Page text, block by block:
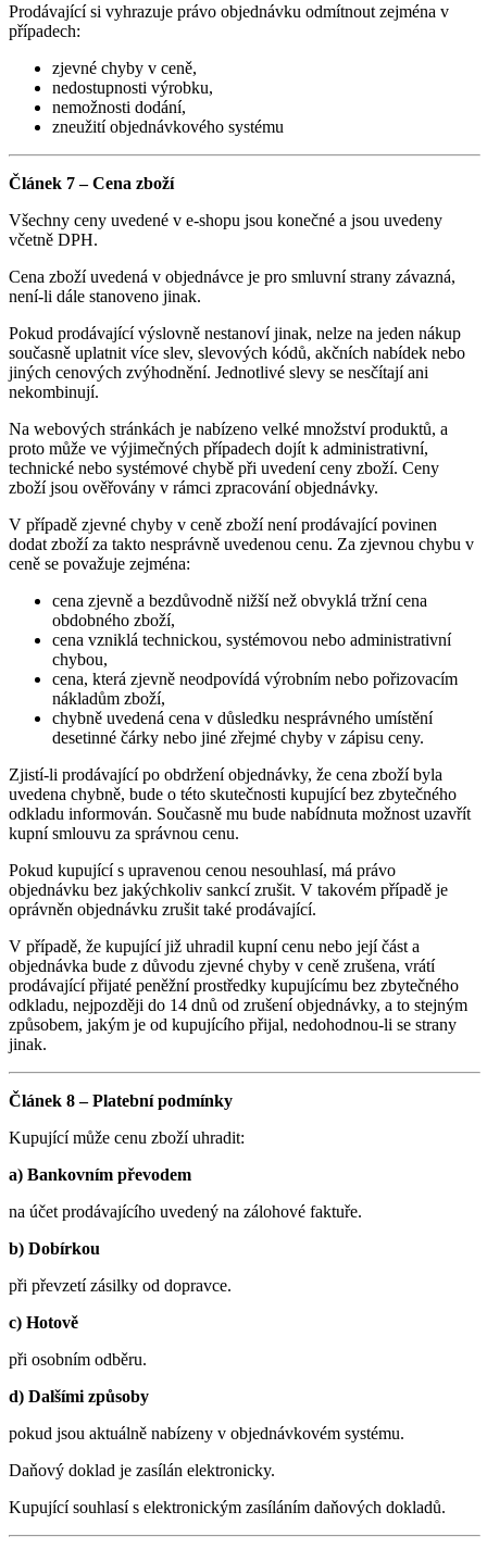
Prodávající si vyhrazuje právo objednávku odmítnout zejména v
případech:
zjevné chyby v ceně,
nedostupnosti výrobku,
nemožnosti dodání,
zneužití objednávkového systému
Článek 7 – Cena zboží
Všechny ceny uvedené v e-shopu jsou konečné a jsou uvedeny
včetně DPH.
Cena zboží uvedená v objednávce je pro smluvní strany závazná,
není-li dále stanoveno jinak.
Pokud prodávající výslovně nestanoví jinak, nelze na jeden nákup
současně uplatnit více slev, slevových kódů, akčních nabídek nebo
jiných cenových zvýhodnění. Jednotlivé slevy se nesčítají ani
nekombinují.
Na webových stránkách je nabízeno velké množství produktů, a
proto může ve výjimečných případech dojít k administrativní,
technické nebo systémové chybě při uvedení ceny zboží. Ceny
zboží jsou ověřovány v rámci zpracování objednávky.
V případě zjevné chyby v ceně zboží není prodávající povinen
dodat zboží za takto nesprávně uvedenou cenu. Za zjevnou chybu v
ceně se považuje zejména:
cena zjevně a bezdůvodně nižší než obvyklá tržní cena
obdobného zboží,
cena vzniklá technickou, systémovou nebo administrativní
chybou,
cena, která zjevně neodpovídá výrobním nebo pořizovacím
nákladům zboží,
chybně uvedená cena v důsledku nesprávného umístění
desetinné čárky nebo jiné zřejmé chyby v zápisu ceny.
Zjistí-li prodávající po obdržení objednávky, že cena zboží byla
uvedena chybně, bude o této skutečnosti kupující bez zbytečného
odkladu informován. Současně mu bude nabídnuta možnost uzavřít
kupní smlouvu za správnou cenu.
Pokud kupující s upravenou cenou nesouhlasí, má právo
objednávku bez jakýchkoliv sankcí zrušit. V takovém případě je
oprávněn objednávku zrušit také prodávající.
V případě, že kupující již uhradil kupní cenu nebo její část a
objednávka bude z důvodu zjevné chyby v ceně zrušena, vrátí
prodávající přijaté peněžní prostředky kupujícímu bez zbytečného
odkladu, nejpozději do 14 dnů od zrušení objednávky, a to stejným
způsobem, jakým je od kupujícího přijal, nedohodnou-li se strany
jinak.
Článek 8 – Platební podmínky
Kupující může cenu zboží uhradit:
a) Bankovním převodem
na účet prodávajícího uvedený na zálohové faktuře.
b) Dobírkou
při převzetí zásilky od dopravce.
c) Hotově
při osobním odběru.
d) Dalšími způsoby
pokud jsou aktuálně nabízeny v objednávkovém systému.
Daňový doklad je zasílán elektronicky.
Kupující souhlasí s elektronickým zasíláním daňových dokladů.